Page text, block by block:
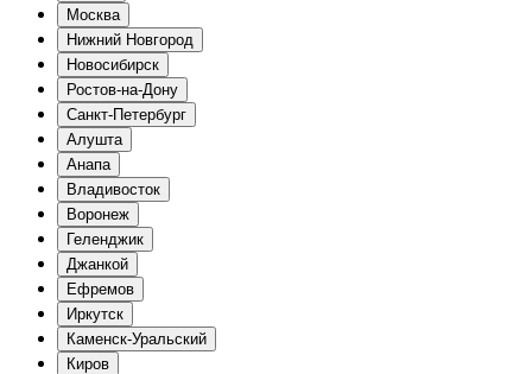
Москва
Нижний Новгород
Новосибирск
Ростов-на-Дону
Санкт-Петербург
Алушта
Анапа
Владивосток
Воронеж
Геленджик
Джанкой
Ефремов
Иркутск
Каменск-Уральский
Киров